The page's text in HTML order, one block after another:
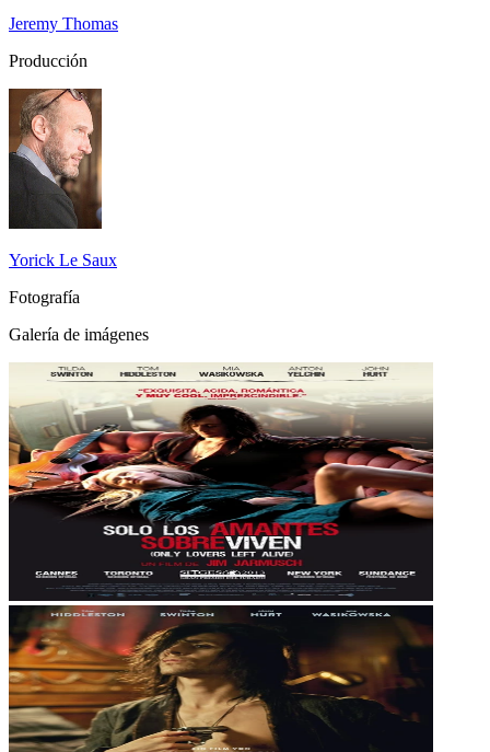
Jeremy Thomas
Producción
Yorick Le Saux
Fotografía
Galería de imágenes